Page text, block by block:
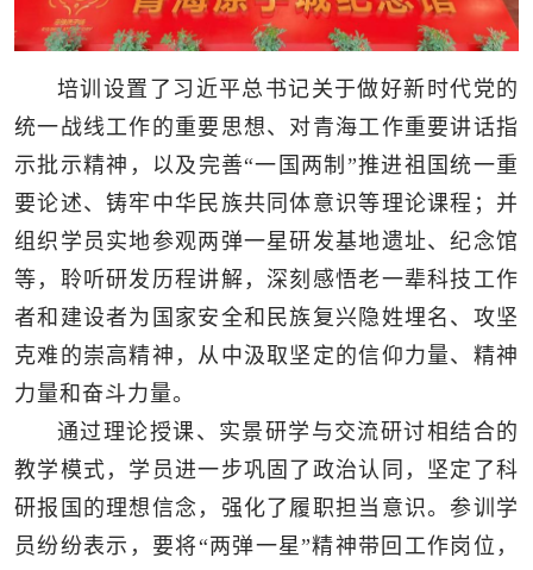
培训设置了习近平总书记关于做好新时代党的
统一战线工作的重要思想、对青海工作重要讲话指
示批示精神，以及完善“一国两制”推进祖国统一重
要论述、铸牢中华民族共同体意识等理论课程；并
组织学员实地参观两弹一星研发基地遗址、纪念馆
等，聆听研发历程讲解，深刻感悟老一辈科技工作
者和建设者为国家安全和民族复兴隐姓埋名、攻坚
克难的崇高精神，从中汲取坚定的信仰力量、精神
力量和奋斗力量。
通过理论授课、实景研学与交流研讨相结合的
教学模式，学员进一步巩固了政治认同，坚定了科
研报国的理想信念，强化了履职担当意识。参训学
员纷纷表示，要将“两弹一星”精神带回工作岗位，